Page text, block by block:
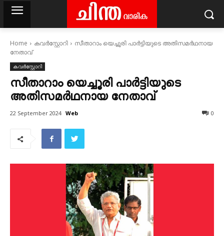
Home കവര്‍സ്റ്റോറി
സീതാറാം യെച്ചൂരി പാർട്ടിയുടെ അതിസമര്‍ഥനായ
നേതാവ്
കവര്‍സ്റ്റോറി
സീതാറാം യെച്ചൂരി പാർട്ടിയുടെ
അതിസമര്‍ഥനായ നേതാവ്
22 September 2024 Web 0